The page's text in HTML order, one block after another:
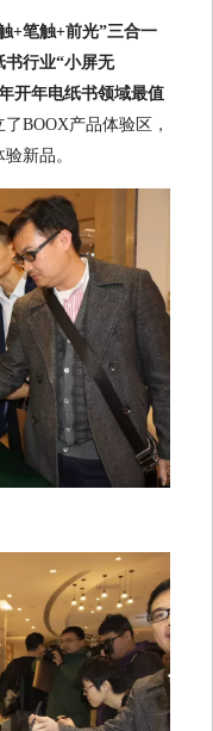
+笔触+前光”三合一
书行业“小屏无
开年电纸书领域最值
BOOX产品体验区，
新品。